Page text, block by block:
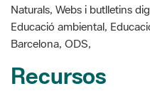
Naturals, Webs i butlletins
Educació ambiental,
Barcelona, ODS,
Recursos